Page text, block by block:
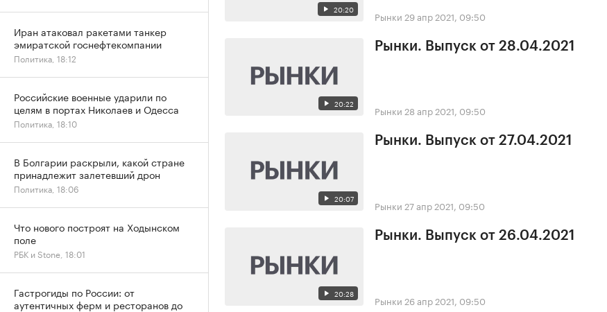
20:20 Рынки 29 апр 2021, 09:50
20:22
Рынки. Выпуск от 28.04.2021
Рынки 28 апр 2021, 09:50
20:07
Рынки. Выпуск от 27.04.2021
Рынки 27 апр 2021, 09:50
20:28
Рынки. Выпуск от 26.04.2021
Рынки 26 апр 2021, 09:50
Иран атаковал ракетами танкер
эмиратской госнефтекомпании
Политика, 18:12
Российские военные ударили по
целям в портах Николаев и Одесса
Политика, 18:10
В Болгарии раскрыли, какой стране
принадлежит залетевший дрон
Политика, 18:06
Что нового построят на Ходынском
поле
РБК и Stone, 18:01
Гастрогиды по России: от
аутентичных ферм и ресторанов до